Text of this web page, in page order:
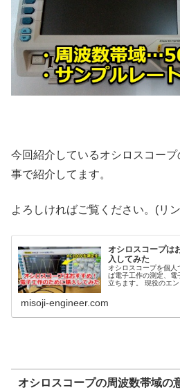
今回紹介しているオシロスコー
事で紹介してます。
よろしければご覧ください。(リ
オシロスコープは
入してみた
オシロスコープを個人
ば電子工作の測定、電
立ちます。 現役のエ
て、使い始めるまで
misoji-engineer.com
オシロスコープの周波数帯域の